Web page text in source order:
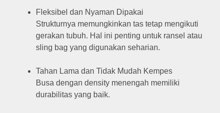
Fleksibel dan Nyaman Dipakai
Strukturnya memungkinkan tas tetap mengikuti
gerakan tubuh. Hal ini penting untuk ransel atau
sling bag yang digunakan seharian.
Tahan Lama dan Tidak Mudah Kempes
Busa dengan density menengah memiliki
durabilitas yang baik.